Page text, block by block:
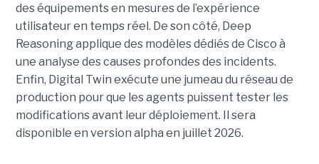
des équipements en mesures de l’expérience
utilisateur en temps réel. De son côté, Deep
Reasoning applique des modèles dédiés de Cisco à
une analyse des causes profondes des incidents.
Enfin, Digital Twin exécute une jumeau du réseau de
production pour que les agents puissent tester les
modifications avant leur déploiement. Il sera
disponible en version alpha en juillet 2026.